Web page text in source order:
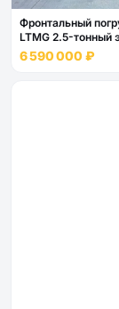
Фронтальный
LTMG 2.5-тонный
погрузчик BLT388H
6 590 000 ₽